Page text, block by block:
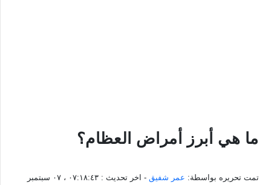
ما هي أبرز أمراض العظام؟
تمت تحريره بواسطة: عمر شفيق - اخر تحديث :
٠٧:١٨:٤٣ ، ٠٧ سبتمبر